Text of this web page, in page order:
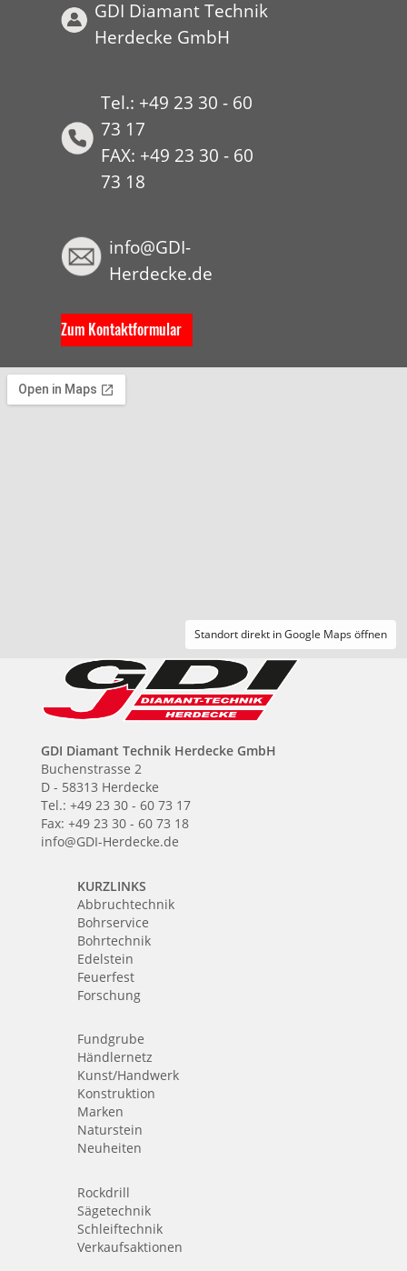
GDI Diamant Technik
Herdecke GmbH
Tel.: +49 23 30 - 60
73 17
FAX: +49 23 30 - 60
73 18
info@GDI-
Herdecke.de
Zum Kontaktformular
Standort direkt in Google Maps öffnen
GDI Diamant Technik Herdecke GmbH
Buchenstrasse 2
D - 58313 Herdecke
Tel.: +49 23 30 - 60 73 17
Fax: +49 23 30 - 60 73 18
info@GDI-Herdecke.de
KURZLINKS
Abbruchtechnik
Bohrservice
Bohrtechnik
Edelstein
Feuerfest
Forschung
Fundgrube
Händlernetz
Kunst/Handwerk
Konstruktion
Marken
Naturstein
Neuheiten
Rockdrill
Sägetechnik
Schleiftechnik
Verkaufsaktionen